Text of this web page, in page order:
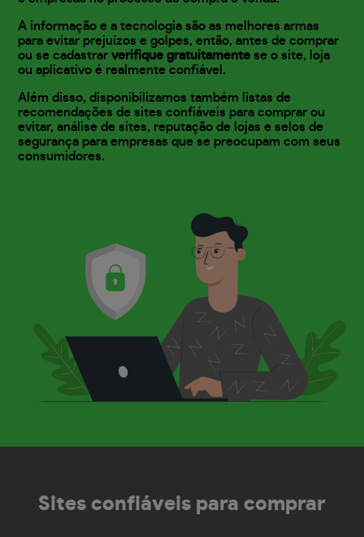
A informação e a tecnologia são as melhores armas
para evitar prejuízos e golpes, então, antes de comprar
ou se cadastrarverifique gratuitamente se o site, loja
ou aplicativo é realmente confiável.
Além disso, disponibilizamos também listas de
recomendações de sites confiáveis para comprar ou
evitar, análise de sites, reputação de lojas e selos de
segurança para empresas que se preocupam com seus
consumidores.
Sites confiáveis para comprar